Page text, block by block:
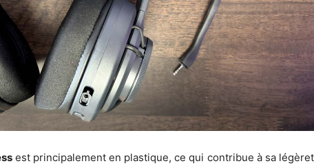
est principalement en plastique, ce qui contribue à sa